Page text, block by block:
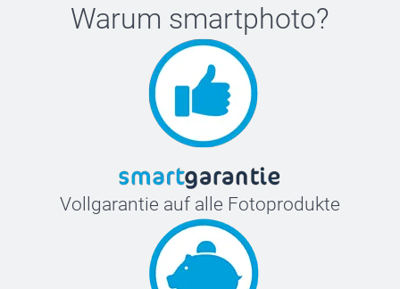
Warum smartphoto?
Vollgarantie auf alle Fotoprodukte